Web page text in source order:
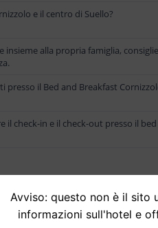
e il centro di Suello?
insieme alla propria famiglia,
il Bed and Breakfast
il check-in e il check-out presso il
Avviso: questo non è il sito
informazioni sull'hotel e